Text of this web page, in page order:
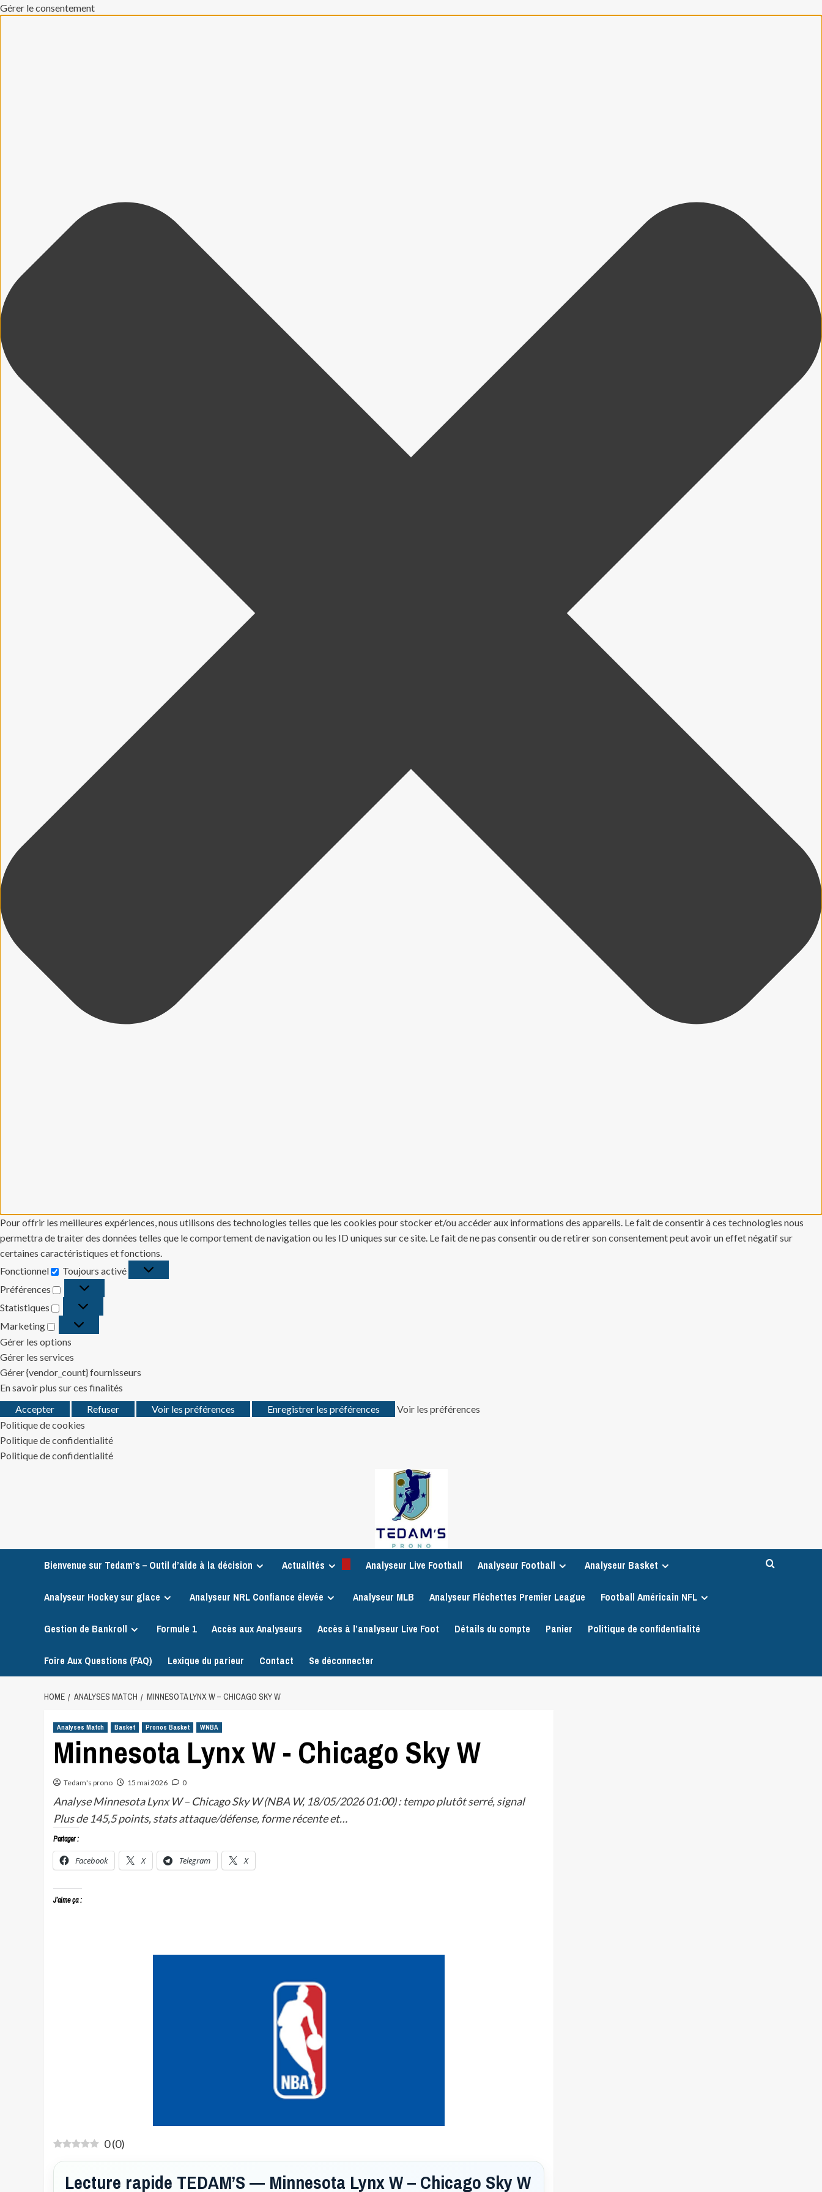
Gérer le consentement
Pour offrir les meilleures expériences, nous utilisons des technologies telles que les cookies pour stocker et/ou accéder aux informations des appareils. Le fait de consentir à ces technologies nous
permettra de traiter des données telles que le comportement de navigation ou les ID uniques sur ce site. Le fait de ne pas consentir ou de retirer son consentement peut avoir un effet négatif sur
certaines caractéristiques et fonctions.
Fonctionnel
Fonctionnel
Toujours activé
Préférences
Préférences
Statistiques
Statistiques
Marketing
Marketing
Gérer les options
Gérer les services
Gérer {vendor_count} fournisseurs
En savoir plus sur ces finalités
Accepter
Refuser Voir les préférences Enregistrer les préférences
Voir les préférences
Politique de cookies
Politique de confidentialité
Politique de confidentialité
Bienvenue sur Tedam’s – Outil d’aide à la décision Actualités Analyseur Live Football Analyseur Football Analyseur Basket
Analyseur Hockey sur glace Analyseur NRL Confiance élevée Analyseur MLB Analyseur Fléchettes Premier League Football Américain NFL
Gestion de Bankroll Formule 1 Accès aux Analyseurs Accès à l’analyseur Live Foot Détails du compte Panier Politique de confidentialité
Foire Aux Questions (FAQ) Lexique du parieur Contact Se déconnecter
HOME ANALYSES MATCH MINNESOTA LYNX W – CHICAGO SKY W
Analyses Match Basket Pronos Basket WNBA
Minnesota Lynx W - Chicago Sky W
Tedam's prono 15 mai 2026 0
Analyse Minnesota Lynx W – Chicago Sky W (NBA W, 18/05/2026 01:00) : tempo plutôt serré, signal
Plus de 145,5 points, stats attaque/défense, forme récente et…
Partager :
Facebook X Telegram X
J’aime ça :
0(0)
Lecture rapide TEDAM’S — Minnesota Lynx W – Chicago Sky W